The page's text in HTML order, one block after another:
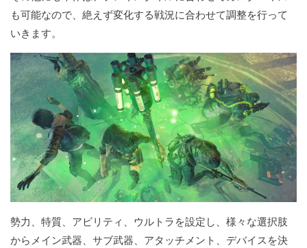
も可能なので、絶えず変化する戦況に合わせて調整を行って
いきます。
勢力、特質、アビリティ、ウルトラを設定し、様々な選択肢
からメイン武器、サブ武器、アタッチメント、デバイスを決